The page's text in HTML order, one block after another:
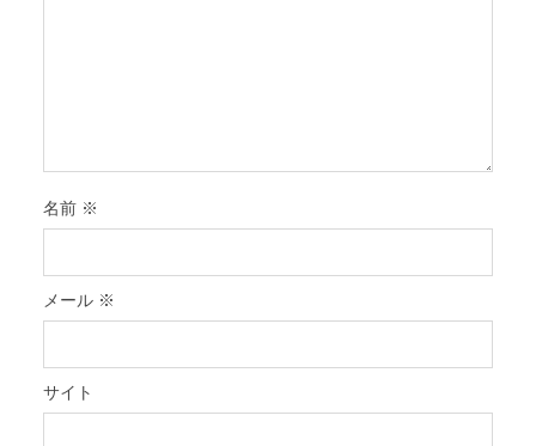
名前 ※
メール ※
サイト